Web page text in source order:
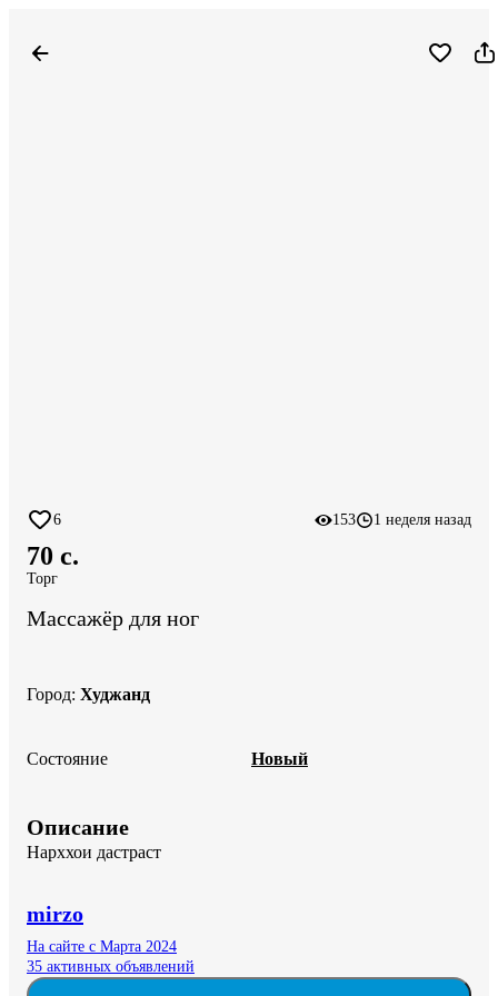
6 153 1 неделя назад
70 c.
Торг
Массажёр для ног
Город: Худжанд
Состояние Новый
Описание
Нарххои дастраст
mirzo
На сайте с Марта 2024
35 активных объявлений